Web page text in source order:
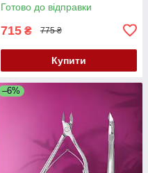
Готово до відправки
715 ₴ 775 ₴
Купити
–6%